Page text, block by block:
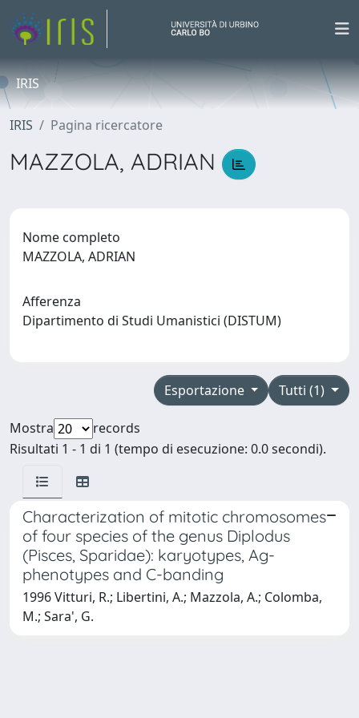
IRIS
IRIS Pagina ricercatore
MAZZOLA, ADRIAN
Nome completo
MAZZOLA, ADRIAN
Afferenza
Dipartimento di Studi Umanistici (DISTUM)
Tutti (1)
Esportazione
Mostra
records
Risultati 1 - 1 di 1 (tempo di esecuzione: 0.0 secondi).
Characterization of mitotic chromosomes
of four species of the genus Diplodus
(Pisces, Sparidae): karyotypes, Ag-
phenotypes and C-banding
1996 Vitturi, R.; Libertini, A.; Mazzola, A.; Colomba,
M.; Sara', G.